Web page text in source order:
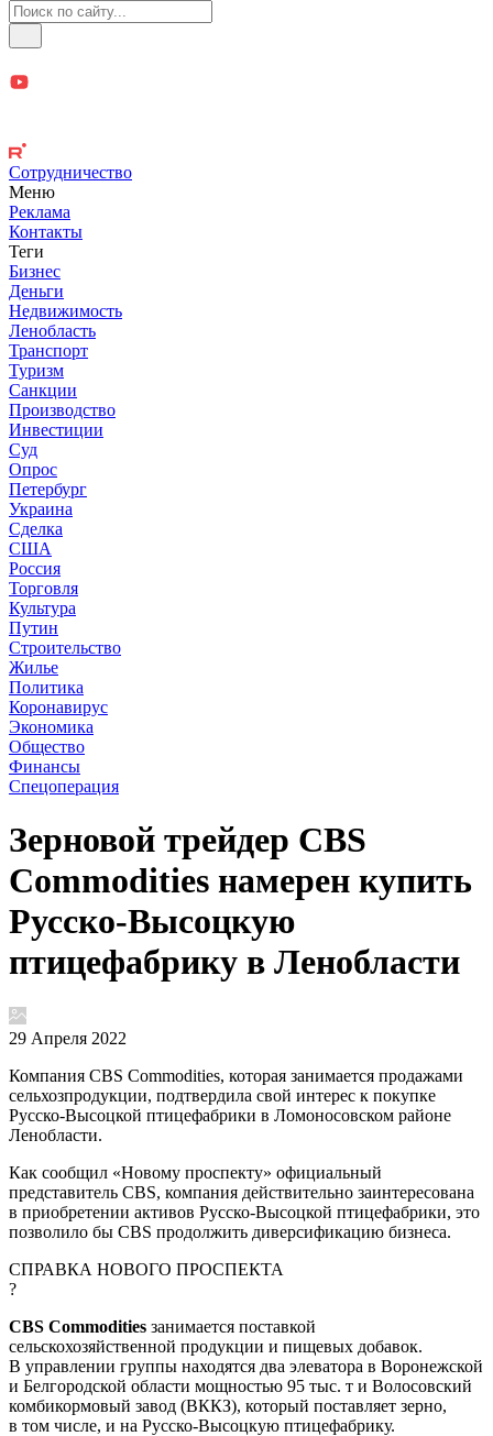
Сотрудничество
Меню
Реклама
Контакты
Теги
Бизнес
Деньги
Недвижимость
Ленобласть
Транспорт
Туризм
Санкции
Производство
Инвестиции
Суд
Опрос
Петербург
Украина
Сделка
США
Россия
Торговля
Культура
Путин
Строительство
Жилье
Политика
Коронавирус
Экономика
Общество
Финансы
Спецоперация
Зерновой трейдер CBS
Commodities намерен купить
Русско-Высоцкую
птицефабрику в Ленобласти
29 Апреля 2022
Компания CBS Commodities, которая занимается продажами
сельхозпродукции, подтвердила свой интерес к покупке
Русско-Высоцкой птицефабрики в Ломоносовском районе
Ленобласти.
Как сообщил «Новому проспекту» официальный
представитель CBS, компания действительно заинтересована
в приобретении активов Русско-Высоцкой птицефабрики, это
позволило бы CBS продолжить диверсификацию бизнеса.
СПРАВКА НОВОГО ПРОСПЕКТА
?
CBS Commodities занимается поставкой
сельскохозяйственной продукции и пищевых добавок.
В управлении группы находятся два элеватора в Воронежской
и Белгородской области мощностью 95 тыс. т и Волосовский
комбикормовый завод (ВККЗ), который поставляет зерно,
в том числе, и на Русско-Высоцкую птицефабрику.